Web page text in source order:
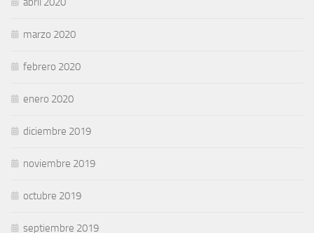
marzo 2020
febrero 2020
enero 2020
diciembre 2019
noviembre 2019
octubre 2019
septiembre 2019